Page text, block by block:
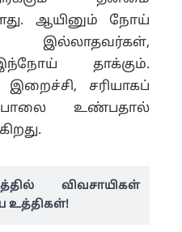
ஆயினும் நோய்
இல்லாதவர்கள்,
தாக்கும்.
சரியாகப்
பாலை உண்பதால்
விவசாயிகள்
உத்திகள்!